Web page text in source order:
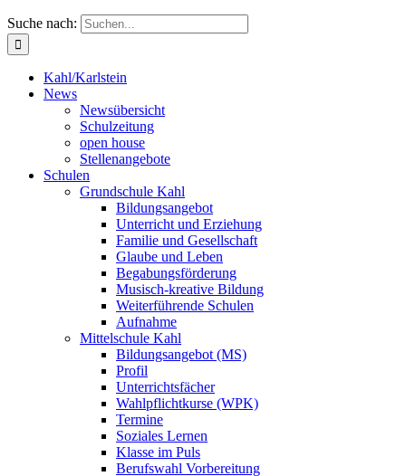
Suche nach:
Kahl/Karlstein
News
Newsübersicht
Schulzeitung
open house
Stellenangebote
Schulen
Grundschule Kahl
Bildungsangebot
Unterricht und Erziehung
Familie und Gesellschaft
Glaube und Leben
Begabungsförderung
Musisch-kreative Bildung
Weiterführende Schulen
Aufnahme
Mittelschule Kahl
Bildungsangebot (MS)
Profil
Unterrichtsfächer
Wahlpflichtkurse (WPK)
Termine
Soziales Lernen
Klasse im Puls
Berufswahl Vorbereitung